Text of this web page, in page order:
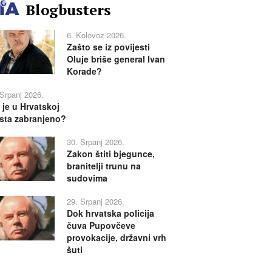
Blogbusters
6. Kolovoz 2026.
Zašto se iz povijesti
Oluje briše general Ivan
Korade?
2026.
je u Hrvatskoj
zabranjeno?
30. Srpanj 2026.
Zakon štiti bjegunce,
branitelji trunu na
sudovima
29. Srpanj 2026.
Dok hrvatska policija
čuva Pupovčeve
provokacije, državni vrh
šuti